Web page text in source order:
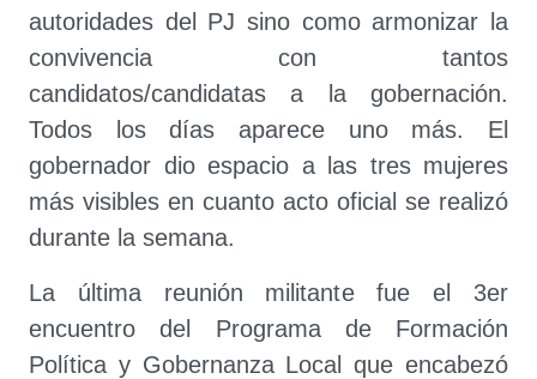
autoridades del PJ sino como armonizar la
convivencia con tantos
candidatos/candidatas a la gobernación.
Todos los días aparece uno más. El
gobernador dio espacio a las tres mujeres
más visibles en cuanto acto oficial se realizó
durante la semana.
La última reunión militante fue el 3er
encuentro del Programa de Formación
Política y Gobernanza Local que encabezó